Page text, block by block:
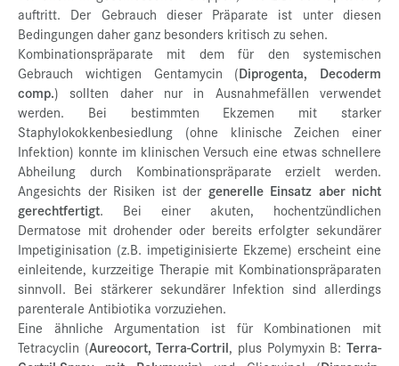
auftritt. Der Gebrauch dieser Präparate ist unter diesen
Bedingungen daher ganz besonders kritisch zu sehen.
Kombinationspräparate mit dem für den systemischen
Gebrauch wichtigen Gentamycin (Diprogenta, Decoderm
comp.) sollten daher nur in Ausnahmefällen verwendet
werden. Bei bestimmten Ekzemen mit starker
Staphylokokkenbesiedlung (ohne klinische Zeichen einer
Infektion) konnte im klinischen Versuch eine etwas schnellere
Abheilung durch Kombinationspräparate erzielt werden.
Angesichts der Risiken ist der generelle Einsatz aber nicht
gerechtfertigt. Bei einer akuten, hochentzündlichen
Dermatose mit drohender oder bereits erfolgter sekundärer
Impetiginisation (z.B. impetiginisierte Ekzeme) erscheint eine
einleitende, kurzzeitige Therapie mit Kombinationspräparaten
sinnvoll. Bei stärkerer sekundärer Infektion sind allerdings
parenterale Antibiotika vorzuziehen.
Eine ähnliche Argumentation ist für Kombinationen mit
Tetracyclin (Aureocort, Terra-Cortril, plus Polymyxin B:Terra-